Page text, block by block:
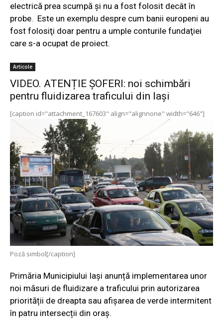
electrică prea scumpă şi nu a fost folosit decât în
probe. Este un exemplu despre cum banii europeni au
fost folosiţi doar pentru a umple conturile fundaţiei
care s-a ocupat de proiect.
Articole
VIDEO. ATENȚIE ȘOFERI: noi schimbări
pentru fluidizarea traficului din Iași
[caption id="attachment_167603" align="alignnone" width="646"]
Poză simbol[/caption]
Primăria Municipiului Iași anunță implementarea unor
noi măsuri de fluidizare a traficului prin autorizarea
priorității de dreapta sau afișarea de verde intermitent
în patru intersecții din oraș.